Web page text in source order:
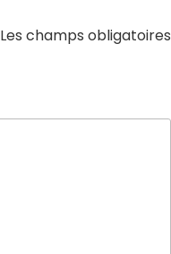
Les champs obligatoires